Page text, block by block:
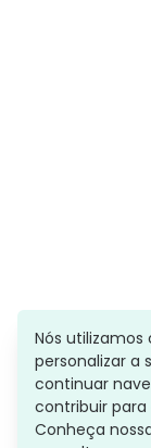
Nós utilizamos
personalizar a
continuar
contribuir
Conheça